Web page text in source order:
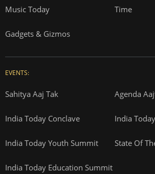
Music Today Time
Gadgets & Gizmos
EVENTS:
Sahitya Aaj Tak Agenda
India Today Conclave India
India Today Youth Summit State Of
India Today Education Summit